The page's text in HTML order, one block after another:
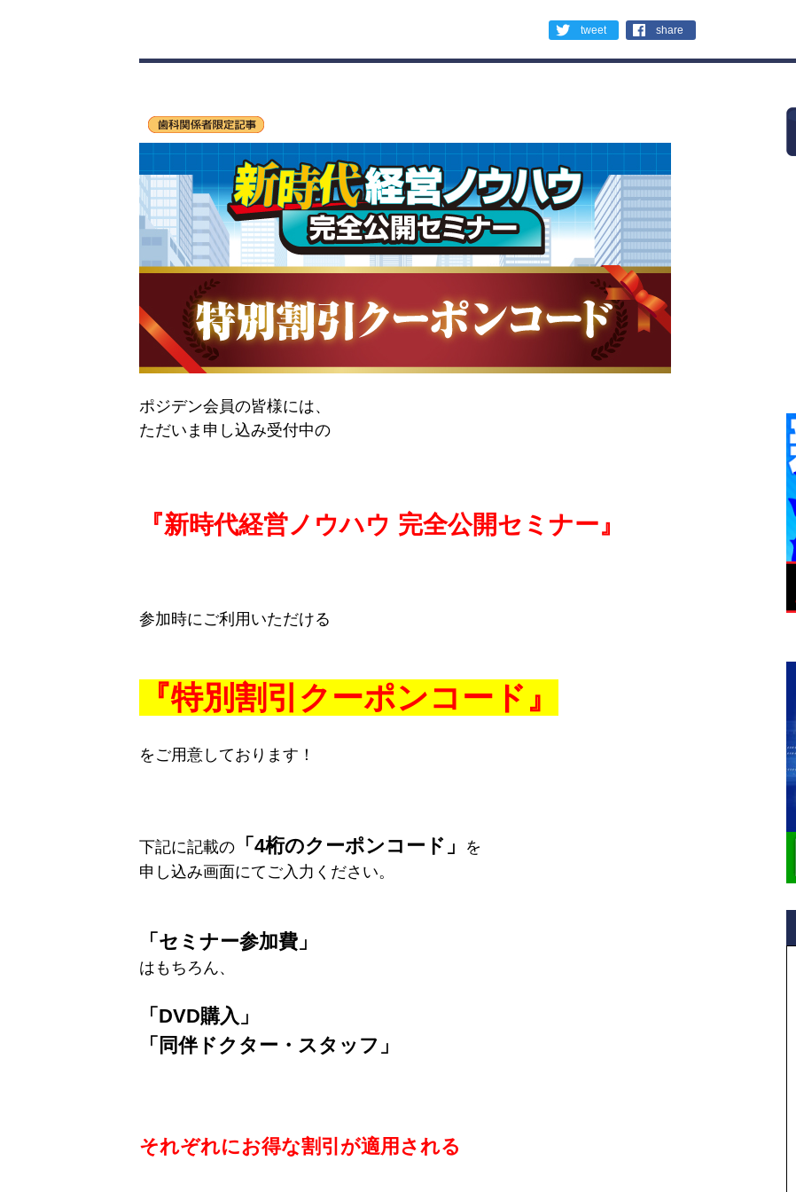
tweet share
ポジデン会員の皆様には、
ただいま申し込み受付中の
『新時代経営ノウハウ 完全公開セミナー』
参加時にご利用いただける
『特別割引クーポンコード』
をご用意しております！
下記に記載の 「4桁のクーポンコード」
を
申し込み画面にてご入力ください。
「セミナー参加費」
はもちろん、
「DVD購入」
「同伴ドクター・スタッフ」
それぞれにお得な割引が適用される